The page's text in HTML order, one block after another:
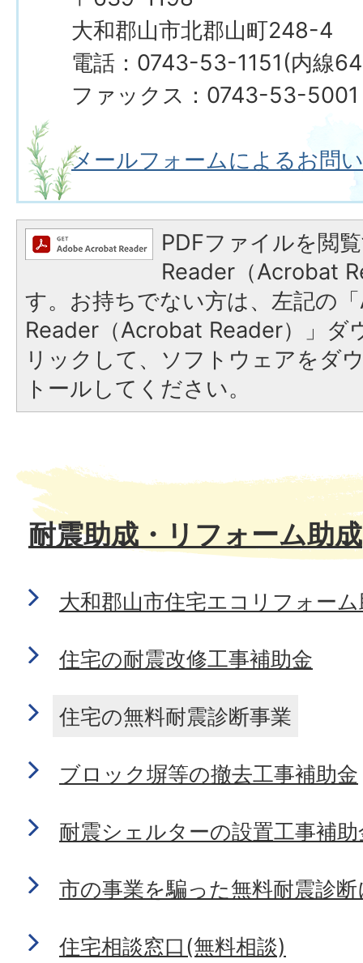
大和郡山市北郡山町248-4
電話：0743-53-1151(内線
ファックス：0743-53-5001
メールフォームによるお問
PDFファイルを閲
Reader（Acrobat
す。お持ちでない方は、左記の
Reader（Acrobat Reader）」ダ
リックして、ソフトウェアをダ
トールしてください。
耐震助成・リフォーム助成
大和郡山市住宅エコリフォー
住宅の耐震改修工事補助金
住宅の無料耐震診断事業
ブロック塀等の撤去工事補助金
耐震シェルターの設置工事補助
市の事業を騙った無料耐震診
住宅相談窓口(無料相談)